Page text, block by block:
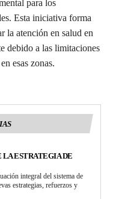
para los
Esta iniciativa forma
la atención en salud en
debido a las limitaciones
esas zonas.
ESTRATEGIA DE
integral del sistema de
estrategias, refuerzos y